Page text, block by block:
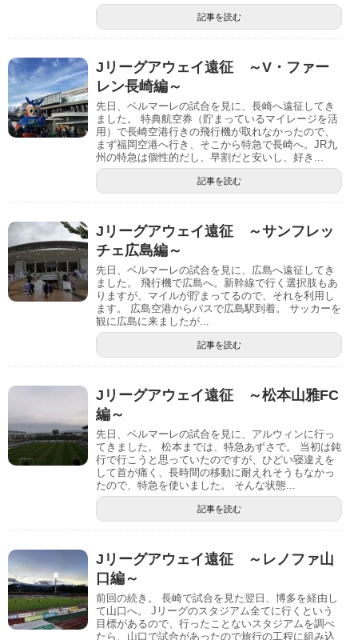
記事を読む
Jリーグアウェイ遠征 ～V・ファー
レン長崎編～
先日、ベルマーレの試合を見に、長崎へ遠征してき
ました。 特典航空券（貯まっているマイレージを活
用）で長崎空港行きの飛行機が取れなかったので、
まず福岡空港へ行き、そこから特急で長崎へ。JR九
州の特急は個性的だし、早割だと安いし、好き...
記事を読む
Jリーグアウェイ遠征 ～サンフレッ
チェ広島編～
先日、ベルマーレの試合を見に、広島へ遠征してき
ました。 飛行機で広島へ。新幹線で行く選択肢もあ
りますが、マイルが貯まってるので、それを利用し
ます。 広島空港からバスで広島駅到着。 サッカーを
観に広島に来ましたが...
記事を読む
Jリーグアウェイ遠征 ～松本山雅FC
編～
先日、ベルマーレの試合を見に、アルウィンに行っ
てきました。 松本までは、特急あずさで。 当初は鈍
行で行こうと思っていたのですが、ひどい寝違えを
して首が痛く、長時間の移動に耐えれそうもなかっ
たので、特急を使いました。 そんな状態...
記事を読む
Jリーグアウェイ遠征 ～レノファ山
口編～
前回の続き。 長崎で試合を見た翌日、博多を経由し
て山口へ。 Jリーグのスタジアム全てに行くという
目標があるので、行ったことないスタジアムを調べ
たら、山口で試合があったので旅行の工程に組み込